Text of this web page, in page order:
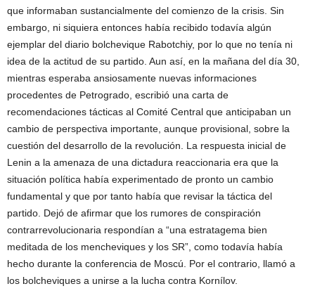
que informaban sustancialmente del comienzo de la crisis. Sin
embargo, ni siquiera entonces había recibido todavía algún
ejemplar del diario bolchevique Rabotchiy, por lo que no tenía ni
idea de la actitud de su partido. Aun así, en la mañana del día 30,
mientras esperaba ansiosamente nuevas informaciones
procedentes de Petrogrado, escribió una carta de
recomendaciones tácticas al Comité Central que anticipaban un
cambio de perspectiva importante, aunque provisional, sobre la
cuestión del desarrollo de la revolución. La respuesta inicial de
Lenin a la amenaza de una dictadura reaccionaria era que la
situación política había experimentado de pronto un cambio
fundamental y que por tanto había que revisar la táctica del
partido. Dejó de afirmar que los rumores de conspiración
contrarrevolucionaria respondían a “una estratagema bien
meditada de los mencheviques y los SR”, como todavía había
hecho durante la conferencia de Moscú. Por el contrario, llamó a
los bolcheviques a unirse a la lucha contra Kornílov.